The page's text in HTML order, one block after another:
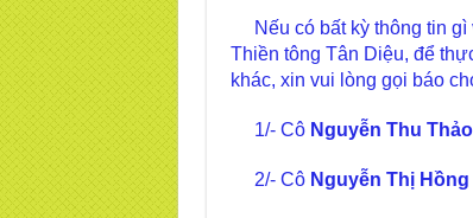
Nếu có bất kỳ thông tin gì
Thiền tông Tân Diệu, để
khác, xin vui lòng gọi báo
1/- Cô Nguyễn Thu
2/- Cô Nguyễn Thị